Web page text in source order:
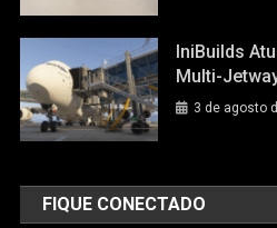
IniBuilds
Multi-
3 de agosto
FIQUE CONECTADO